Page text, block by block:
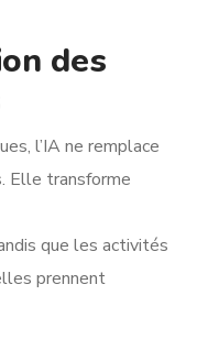
des
l’IA ne remplace
Elle transforme
que les activités
prennent